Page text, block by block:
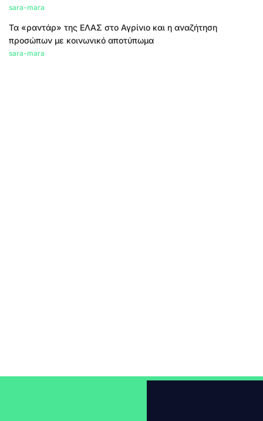
sara-mara
Τα «ραντάρ» της ΕΛΑΣ στο Αγρίνιο και η αναζήτηση
προσώπων με κοινωνικό αποτύπωμα
sara-mara